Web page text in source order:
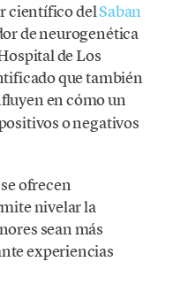
científico delSaban
de neurogenética
de Los
que también
en cómo un
o negativos
ofrecen
nivelar la
sean más
experiencias